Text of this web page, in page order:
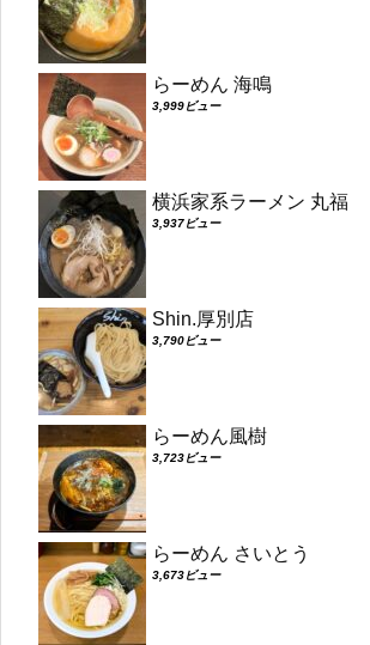
らーめん 海鳴
3,999ビュー
横浜家系ラーメン 丸福
3,937ビュー
Shin.厚別店
3,790ビュー
らーめん風樹
3,723ビュー
らーめん さいとう
3,673ビュー